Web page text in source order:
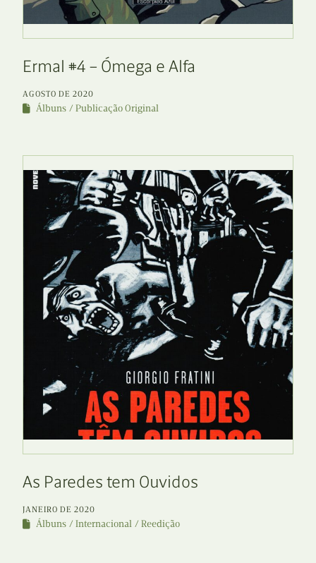
Ermal #4 – Ómega e Alfa
AGOSTO DE 2020
Álbuns Publicação Original
As Paredes tem Ouvidos
JANEIRO DE 2020
Álbuns Internacional Reedição